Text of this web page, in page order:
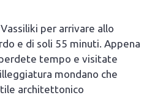
per arrivare allo
e di soli 55 minuti. Appena
tempo e visitate
mondano che
architettonico